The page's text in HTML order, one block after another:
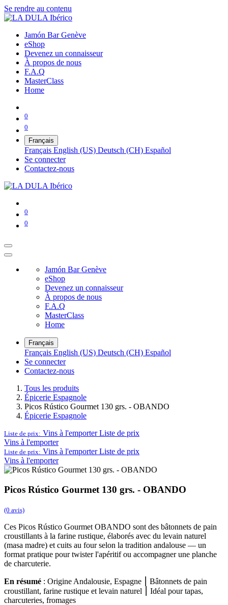
Se rendre au contenu
Jamón Bar Genève
eShop
Devenez un connaisseur
À propos de nous
F.A.Q
MasterClass
Home
0
0
Français
Français English (US) Deutsch (CH) Español
Se connecter
Contactez-nous
0
0
Jamón Bar Genève
eShop
Devenez un connaisseur
À propos de nous
F.A.Q
MasterClass
Home
Français
Français English (US) Deutsch (CH) Español
Se connecter
Contactez-nous
Tous les produits
Épicerie Espagnole
Picos Rústico Gourmet 130 grs. - OBANDO
Épicerie Espagnole
Liste de prix: Vins à l'emporter Liste de prix
Vins à l'emporter
Liste de prix: Vins à l'emporter Liste de prix
Vins à l'emporter
Picos Rústico Gourmet 130 grs. - OBANDO
(0 avis)
Ces Picos Rústico Gourmet OBANDO sont des bâtonnets de pain
croustillants à la farine rustique, élaborés avec du levain naturel
(masa madre) et cuits au four selon la tradition andalouse — un
format pratique pour twister l'apéritif ou accompagner une planche
de charcuterie.
En résumé : Origine Andalousie, Espagne ⎮ Bâtonnets de pain
croustillant, farine rustique et levain naturel ⎮ Idéal pour tapas,
charcuteries, fromages